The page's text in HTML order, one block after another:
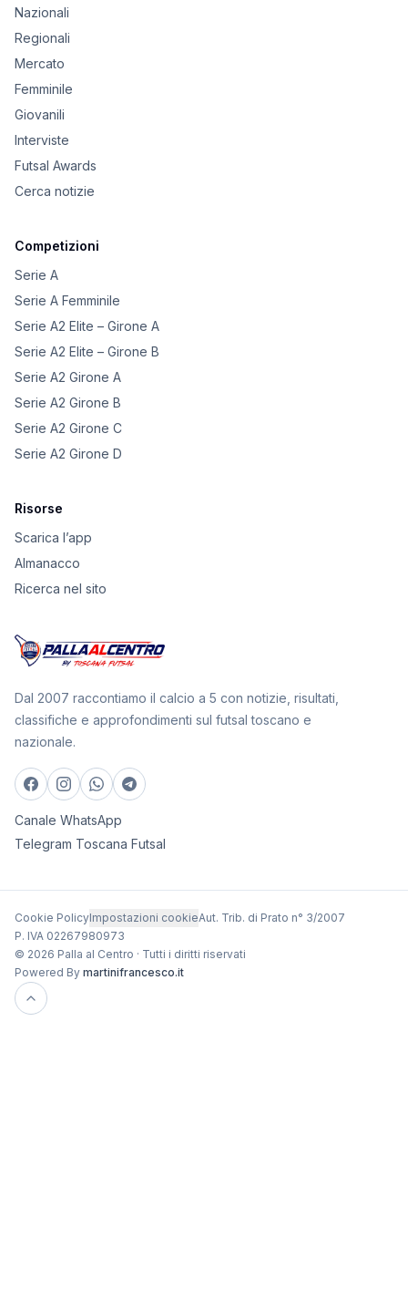
Nazionali
Regionali
Mercato
Femminile
Giovanili
Interviste
Futsal Awards
Cerca notizie
Competizioni
Serie A
Serie A Femminile
Serie A2 Elite – Girone A
Serie A2 Elite – Girone B
Serie A2 Girone A
Serie A2 Girone B
Serie A2 Girone C
Serie A2 Girone D
Risorse
Scarica l’app
Almanacco
Ricerca nel sito
Dal 2007 raccontiamo il calcio a 5 con notizie, risultati,
classifiche e approfondimenti sul futsal toscano e
nazionale.
Canale WhatsApp
Telegram Toscana Futsal
Cookie PolicyImpostazioni cookieAut. Trib. di Prato n° 3/2007
P. IVA 02267980973
© 2026 Palla al Centro · Tutti i diritti riservati
Powered By martinifrancesco.it